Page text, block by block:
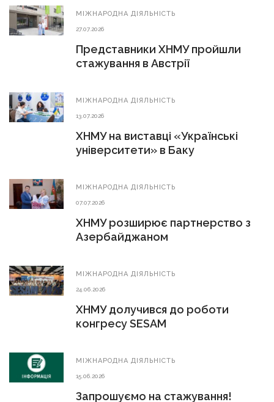
МIЖНАРОДНА ДIЯЛЬНIСТЬ
27.07.2026
Представники ХНМУ пройшли
стажування в Австрії
МIЖНАРОДНА ДIЯЛЬНIСТЬ
13.07.2026
ХНМУ на виставці «Українські
університети» в Баку
МIЖНАРОДНА ДIЯЛЬНIСТЬ
07.07.2026
ХНМУ розширює партнерство з
Азербайджаном
МIЖНАРОДНА ДIЯЛЬНIСТЬ
24.06.2026
ХНМУ долучився до роботи
конгресу SESAM
МIЖНАРОДНА ДIЯЛЬНIСТЬ
15.06.2026
Запрошуємо на стажування!